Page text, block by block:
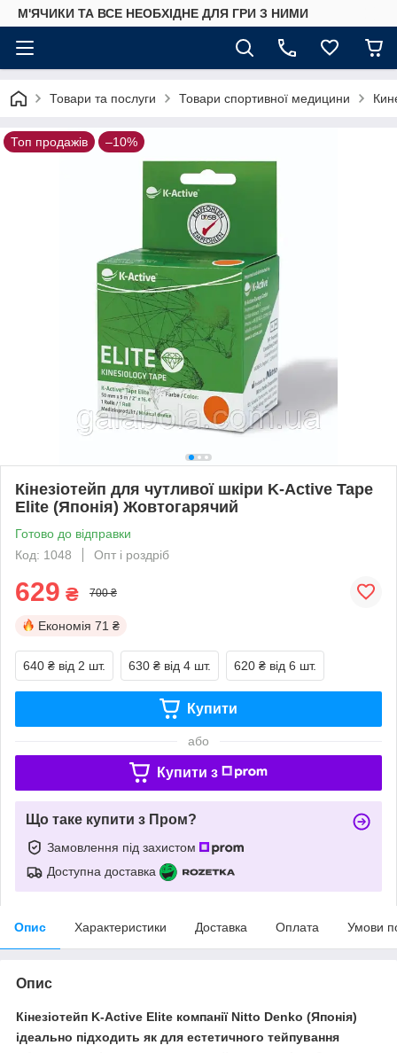
М'ЯЧИКИ ТА ВСЕ НЕОБХІДНЕ ДЛЯ ГРИ З НИМИ
Товари та послуги Товари спортивної медицини
Топ продажів –10%
Кінезіотейп для чутливої шкіри K-Active Tape
Elite (Японія) Жовтогарячий
Готово до відправки
Код: 1048
Опт і роздріб
629 ₴ 700 ₴
Економія 71 ₴
640 ₴ від 2 шт. 630 ₴ від 4 шт. 620 ₴ від 6 шт.
Купити
або
Купити з
Що таке купити з Пром?
Замовлення під захистом
Доступна доставка
Опис Характеристики Доставка Оплата Умови
Опис
Кінезіотейп K-Active Elite компанії Nitto Denko (Японія)
ідеально підходить як для естетичного тейпування